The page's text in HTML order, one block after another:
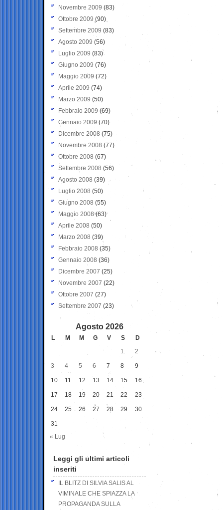
Novembre 2009 (83)
Ottobre 2009 (90)
Settembre 2009 (83)
Agosto 2009 (56)
Luglio 2009 (83)
Giugno 2009 (76)
Maggio 2009 (72)
Aprile 2009 (74)
Marzo 2009 (50)
Febbraio 2009 (69)
Gennaio 2009 (70)
Dicembre 2008 (75)
Novembre 2008 (77)
Ottobre 2008 (67)
Settembre 2008 (56)
Agosto 2008 (39)
Luglio 2008 (50)
Giugno 2008 (55)
Maggio 2008(63)
Aprile 2008 (50)
Marzo 2008 (39)
Febbraio 2008 (35)
Gennaio 2008 (36)
Dicembre 2007 (25)
Novembre 2007 (22)
Ottobre 2007 (27)
Settembre 2007 (23)
Agosto 2026
L M M G V S
D
1
2
3 4 5 6 7 8 9
10 11 12 13 14 15 16
17 18 19 20 21 22 23
24 25 26 27 28 29 30
31
« Lug
Leggi gli ultimi articoli
inseriti
IL BLITZ DI SILVIA SALIS AL
VIMINALE CHE SPIAZZA LA
PROPAGANDA SULLA